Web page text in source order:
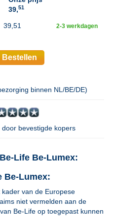
39,51
39,51 2-3 werkdagen
Bestellen
binnen NL/BE/DE)
bevestigde kopers
Life Be-Lumex:
Be-Lumex:
van de Europese
niet vermelden aan de
Be-Life op toegepast kunnen